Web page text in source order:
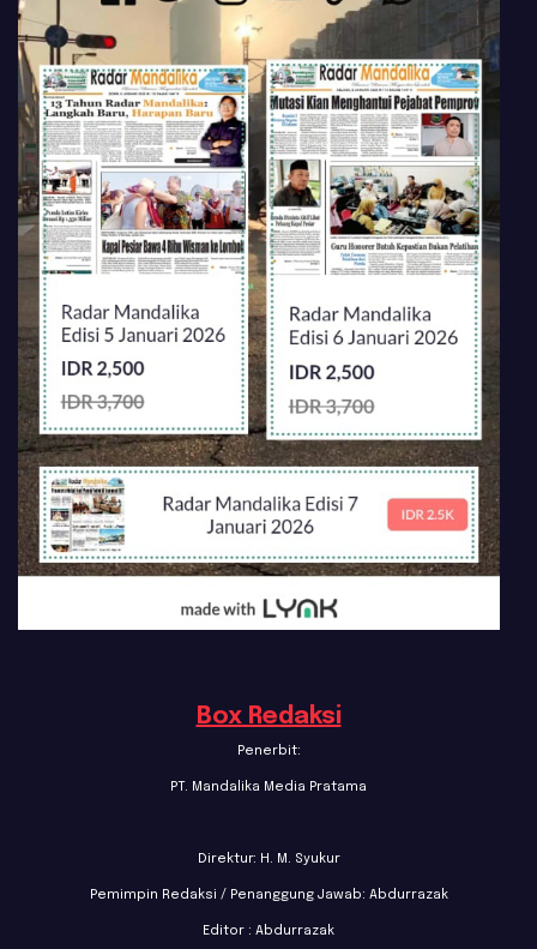
Box Redaksi
Penerbit:
PT. Mandalika Media Pratama
Direktur: H. M. Syukur
Pemimpin Redaksi / Penanggung Jawab: Abdurrazak
Editor : Abdurrazak